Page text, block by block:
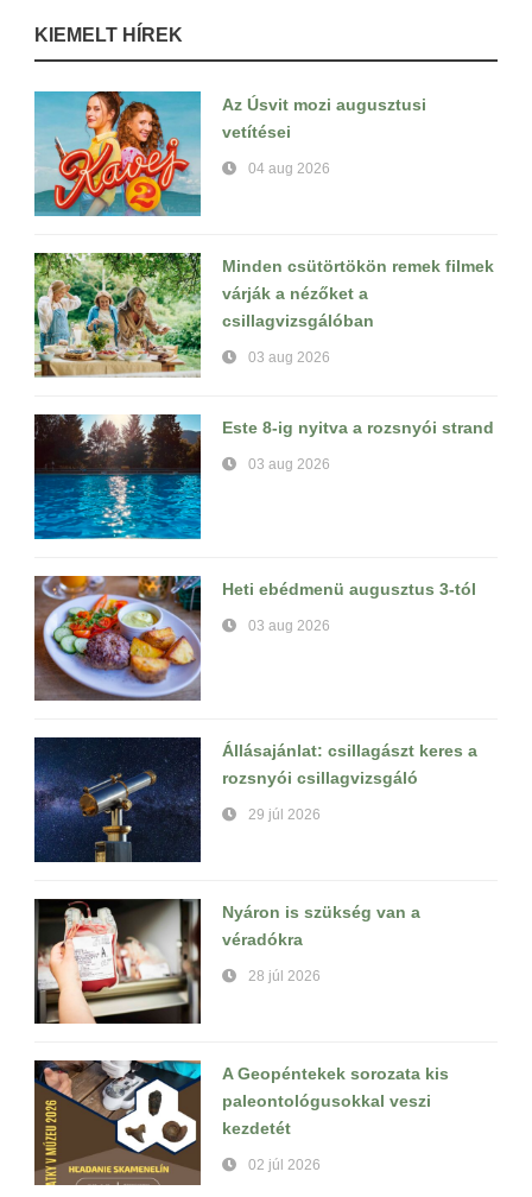
KIEMELT HÍREK
Az Úsvit mozi augusztusi
vetítései
04 aug 2026
Minden csütörtökön remek filmek
várják a nézőket a
csillagvizsgálóban
03 aug 2026
Este 8-ig nyitva a rozsnyói strand
03 aug 2026
Heti ebédmenü augusztus 3-tól
03 aug 2026
Állásajánlat: csillagászt keres a
rozsnyói csillagvizsgáló
29 júl 2026
Nyáron is szükség van a
véradókra
28 júl 2026
A Geopéntekek sorozata kis
paleontológusokkal veszi
kezdetét
02 júl 2026